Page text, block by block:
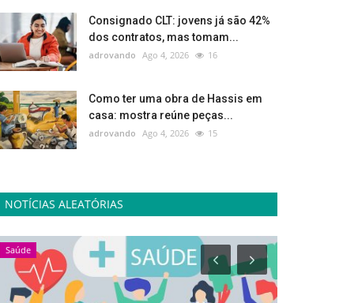
Consignado CLT: jovens já são 42%
dos contratos, mas tomam...
adrovando Ago 4, 2026 16
Como ter uma obra de Hassis em
casa: mostra reúne peças...
adrovando Ago 4, 2026 15
NOTÍCIAS ALEATÓRIAS
Saúde